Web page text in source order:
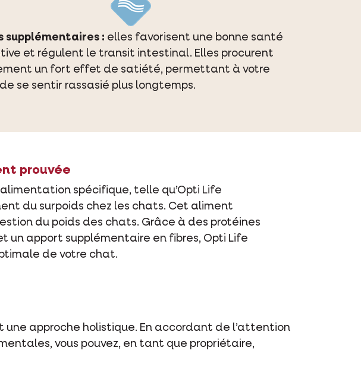
supplémentaires : elles favorisent une bonne santé
et régulent le transit intestinal. Elles procurent
un fort effet de satiété, permettant à votre
se sentir rassasié plus longtemps.
prouvée
spécifique, telle qu’Opti Life
du surpoids chez les chats. Cet aliment
du poids des chats. Grâce à des protéines
apport supplémentaire en fibres, Opti Life
de votre chat.
approche holistique. En accordant de l’attention
vous pouvez, en tant que propriétaire,